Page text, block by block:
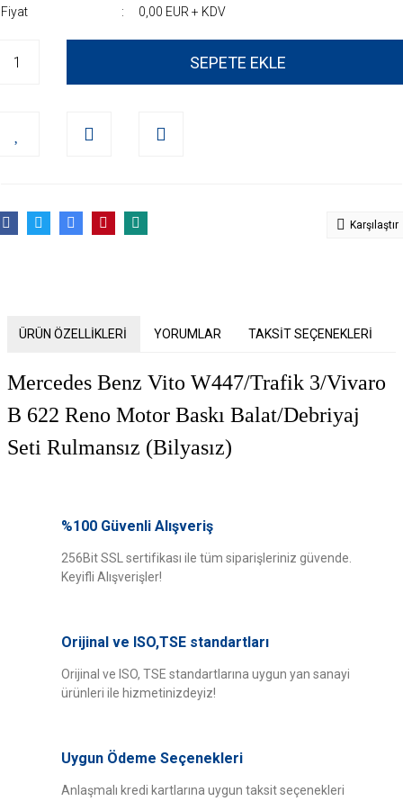
Fiyat
0,00 EUR + KDV
SEPETE EKLE
Karşılaştır
ÜRÜN ÖZELLİKLERİ YORUMLAR TAKSİT SEÇENEKLERİ
Mercedes Benz Vito W447/Trafik 3/Vivaro
B 622 Reno Motor Baskı Balat/Debriyaj
Seti Rulmansız (Bilyasız)
Bu ürüne ilk yorumu siz yapın!
yetersiz gördüğünüz noktaları öneri formunu kullanarak tarafımıza
iletebilirsiniz.
Görüş ve önerileriniz için teşekkür ederiz.
Ürün bilgilerinde hatalar bulunuyor.
Ürün fiyatı diğer sitelerden daha pahalı.
Bu ürüne benzer farklı alternatifler olmalı.
%100 Güvenli Alışveriş
256Bit SSL sertifikası ile tüm siparişleriniz güvende.
Keyifli Alışverişler!
Orijinal ve ISO,TSE standartları
Orijinal ve ISO, TSE standartlarına uygun yan sanayi
ürünleri ile hizmetinizdeyiz!
Uygun Ödeme Seçenekleri
Anlaşmalı kredi kartlarına uygun taksit seçenekleri